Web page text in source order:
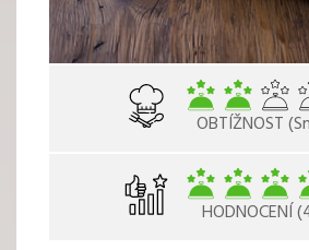
OBTÍŽNOST
HODNOCENÍ